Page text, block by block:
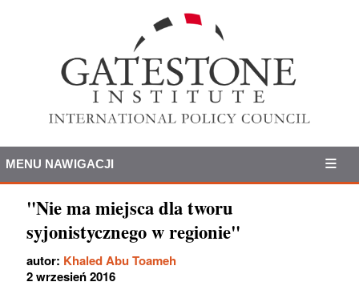
MENU NAWIGACJI
"Nie ma miejsca dla tworu
syjonistycznego w regionie"
autor: Khaled Abu Toameh
2 wrzesień 2016